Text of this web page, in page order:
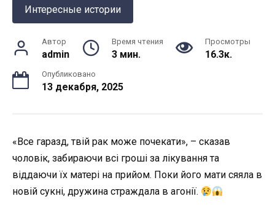
Интересные истории
Автор
admin
Время чтения
3 мин.
Просмотры
16.3к.
Опубликовано
13 декабря, 2025
«Все гаразд, твій рак може почекати», – сказав
чоловік, забираючи всі гроші за лікування та
віддаючи їх матері на прийом. Поки його мати сяяла в
новій сукні, дружина страждала в агонії.